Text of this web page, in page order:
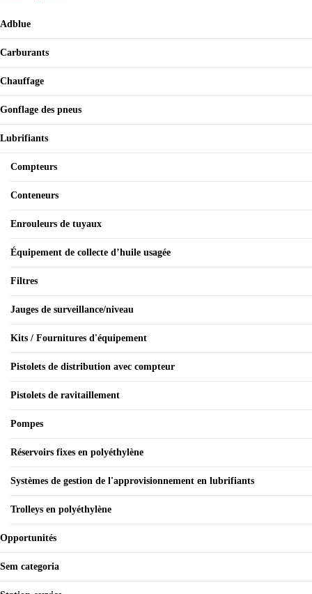
Adblue
Carburants
Chauffage
Gonflage des pneus
Lubrifiants
Compteurs
Conteneurs
Enrouleurs de tuyaux
Équipement de collecte d’huile usagée
Filtres
Jauges de surveillance/niveau
Kits / Fournitures d'équipement
Pistolets de distribution avec compteur
Pistolets de ravitaillement
Pompes
Réservoirs fixes en polyéthylène
Systèmes de gestion de l'approvisionnement en lubrifiants
Trolleys en polyéthylène
Opportunités
Sem categoria